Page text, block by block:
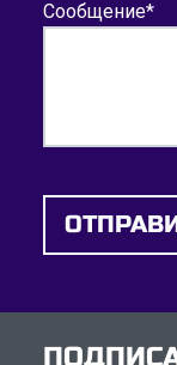
Сообщение*